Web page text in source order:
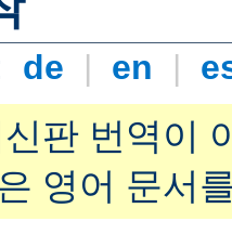
de | en |
판 번역이
영어 문서